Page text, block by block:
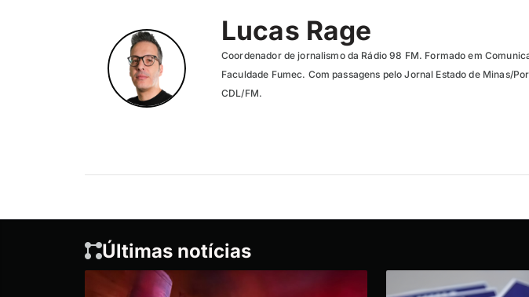
Lucas Rage
Coordenador de jornalismo da Rádio 98 FM. Formado em
Faculdade Fumec. Com passagens pelo Jornal Estado de Minas/
CDL/FM.
Últimas notícias